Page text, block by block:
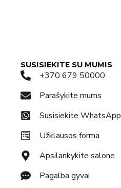
SUSISIEKITE SU MUMIS
+370 679 50000
Parašykite mums
Susisiekite WhatsApp
Užklausos forma
Apsilankykite salone
Pagalba gyvai